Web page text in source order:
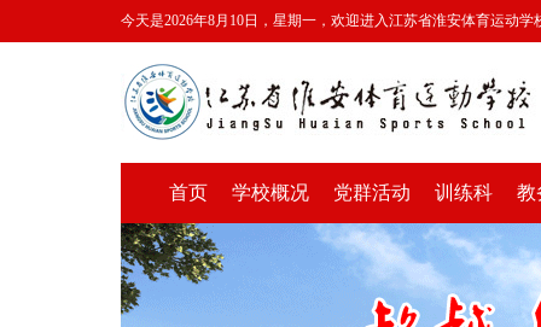
今天是2026年8月10日，星期一，欢迎进入江苏省淮安体育运动学
首页 学校概况 党群活动 训练科 教